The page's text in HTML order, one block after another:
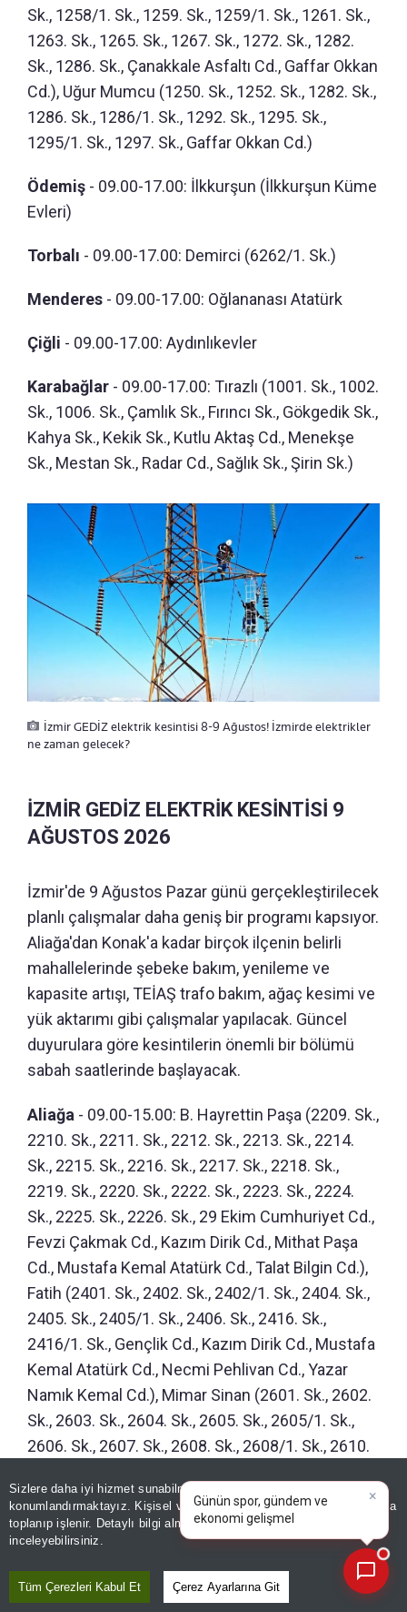
Sizlere daha iyi hizmet sunabilmek adına sitemizde
konumlandırmaktayız. Kişisel verileriniz, KVKK ve GDPR kapsamında
toplanıp işlenir. Detaylı bilgi almak içinAydınlatma Metnimizi
inceleyebilirsiniz.
Tüm Çerezleri Kabul Et Çerez Ayarlarına Git
Sk., 1258/1. Sk., 1259. Sk., 1259/1. Sk., 1261. Sk.,
1263. Sk., 1265. Sk., 1267. Sk., 1272. Sk., 1282.
Sk., 1286. Sk., Çanakkale Asfaltı Cd., Gaffar Okkan
Cd.), Uğur Mumcu (1250. Sk., 1252. Sk., 1282. Sk.,
1286. Sk., 1286/1. Sk., 1292. Sk., 1295. Sk.,
1295/1. Sk., 1297. Sk., Gaffar Okkan Cd.)
Ödemiş - 09.00-17.00: İlkkurşun (İlkkurşun Küme
Evleri)
Torbalı - 09.00-17.00: Demirci (6262/1. Sk.)
Menderes - 09.00-17.00: Oğlananası Atatürk
Çiğli - 09.00-17.00: Aydınlıkevler
Karabağlar - 09.00-17.00: Tırazlı (1001. Sk., 1002.
Sk., 1006. Sk., Çamlık Sk., Fırıncı Sk., Gökgedik Sk.,
Kahya Sk., Kekik Sk., Kutlu Aktaş Cd., Menekşe
Sk., Mestan Sk., Radar Cd., Sağlık Sk., Şirin Sk.)
İzmir GEDİZ elektrik kesintisi 8-9 Ağustos! İzmirde elektrikler
ne zaman gelecek?
İZMİR GEDİZ ELEKTRİK KESİNTİSİ 9
AĞUSTOS 2026
İzmir'de 9 Ağustos Pazar günü gerçekleştirilecek
planlı çalışmalar daha geniş bir programı kapsıyor.
Aliağa'dan Konak'a kadar birçok ilçenin belirli
mahallelerinde şebeke bakım, yenileme ve
kapasite artışı, TEİAŞ trafo bakım, ağaç kesimi ve
yük aktarımı gibi çalışmalar yapılacak. Güncel
duyurulara göre kesintilerin önemli bir bölümü
sabah saatlerinde başlayacak.
Aliağa - 09.00-15.00: B. Hayrettin Paşa (2209. Sk.,
2210. Sk., 2211. Sk., 2212. Sk., 2213. Sk., 2214.
Sk., 2215. Sk., 2216. Sk., 2217. Sk., 2218. Sk.,
2219. Sk., 2220. Sk., 2222. Sk., 2223. Sk., 2224.
Sk., 2225. Sk., 2226. Sk., 29 Ekim Cumhuriyet Cd.,
Fevzi Çakmak Cd., Kazım Dirik Cd., Mithat Paşa
Cd., Mustafa Kemal Atatürk Cd., Talat Bilgin Cd.),
Fatih (2401. Sk., 2402. Sk., 2402/1. Sk., 2404. Sk.,
2405. Sk., 2405/1. Sk., 2406. Sk., 2416. Sk.,
2416/1. Sk., Gençlik Cd., Kazım Dirik Cd., Mustafa
Kemal Atatürk Cd., Necmi Pehlivan Cd., Yazar
Namık Kemal Cd.), Mimar Sinan (2601. Sk., 2602.
Sk., 2603. Sk., 2604. Sk., 2605. Sk., 2605/1. Sk.,
2606. Sk., 2607. Sk., 2608. Sk., 2608/1. Sk., 2610.
2615. Sk., 2616. Sk., 2617. Sk., 2618. Sk., 2619.
Sk., 2620. Sk., 2620/1. Sk., 2622. Sk., 2624. Sk.,
2624/1. Sk., 2625. Sk., 2625/1. Sk., 29 Ekim
Cumhuriyet Cd., Hasan Tahsin Cd., Hatundere
Cd., Kazım Dirik Cd., Mevlana Cd., Mithat Paşa Cd.,
×
Günün spor, gündem ve
ekonomi gelişmelerini analiz
edin!